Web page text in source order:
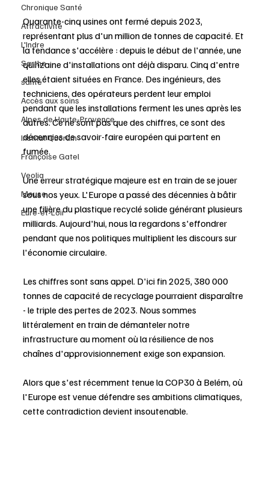
Chronique Santé
Attractivité
L'Indre
Sarthe
santé
Accès aux soins
Alpes de Haute-Provence
Institut Quorum
Françoise Gatel
Veolia
Meuse
Eure-et-Loir
Quarante-cinq usines ont fermé depuis 2023,
représentant plus d'un million de tonnes de capacité. Et
la tendance s'accélère : depuis le début de l'année, une
quinzaine d'installations ont déjà disparu. Cinq d'entre
elles étaient situées en France. Des ingénieurs, des
techniciens, des opérateurs perdent leur emploi
pendant que les installations ferment les unes après les
autres. Ce ne sont pas que des chiffres, ce sont des
décennies de savoir-faire européen qui partent en
fumée.
Une erreur stratégique majeure est en train de se jouer
sous nos yeux. L'Europe a passé des décennies à bâtir
une filière du plastique recyclé solide générant plusieurs
milliards. Aujourd'hui, nous la regardons s'effondrer
pendant que nos politiques multiplient les discours sur
l'économie circulaire.
Les chiffres sont sans appel. D'ici fin 2025, 380 000
tonnes de capacité de recyclage pourraient disparaître
- le triple des pertes de 2023. Nous sommes
littéralement en train de démanteler notre
infrastructure au moment où la résilience de nos
chaînes d'approvisionnement exige son expansion.
Alors que s'est récemment tenue la COP30 à Belém, où
l'Europe est venue défendre ses ambitions climatiques,
cette contradiction devient insoutenable.